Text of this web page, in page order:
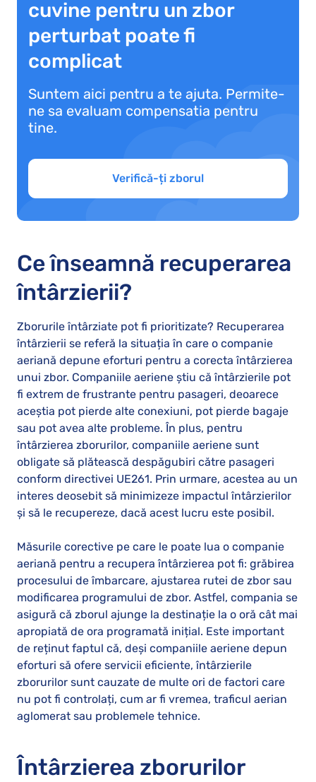
cuvine pentru un zbor
perturbat poate fi
complicat
Suntem aici pentru a te ajuta. Permite-
ne sa evaluam compensatia pentru
tine.
Verifică-ți zborul
Ce înseamnă recuperarea
întârzierii?
Zborurile întârziate pot fi prioritizate? Recuperarea
întârzierii se referă la situația în care o companie
aeriană depune eforturi pentru a corecta întârzierea
unui zbor. Companiile aeriene știu că întârzierile pot
fi extrem de frustrante pentru pasageri, deoarece
aceștia pot pierde alte conexiuni, pot pierde bagaje
sau pot avea alte probleme. În plus, pentru
întârzierea zborurilor, companiile aeriene sunt
obligate să plătească despăgubiri către pasageri
conform directivei UE261. Prin urmare, acestea au un
interes deosebit să minimizeze impactul întârzierilor
și să le recupereze, dacă acest lucru este posibil.
Măsurile corective pe care le poate lua o companie
aeriană pentru a recupera întârzierea pot fi: grăbirea
procesului de îmbarcare, ajustarea rutei de zbor sau
modificarea programului de zbor. Astfel, compania se
asigură că zborul ajunge la destinație la o oră cât mai
apropiată de ora programată inițial. Este important
de reținut faptul că, deși companiile aeriene depun
eforturi să ofere servicii eficiente, întârzierile
zborurilor sunt cauzate de multe ori de factori care
nu pot fi controlați, cum ar fi vremea, traficul aerian
aglomerat sau problemele tehnice.
Întârzierea zborurilor